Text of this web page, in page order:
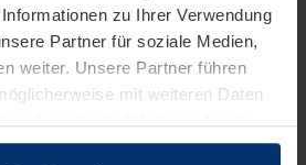
zu Ihrer Verwendung
Partner für soziale Medien,
weiter. Unsere Partner führen
mit weiteren Daten
der Dienste gesammelt